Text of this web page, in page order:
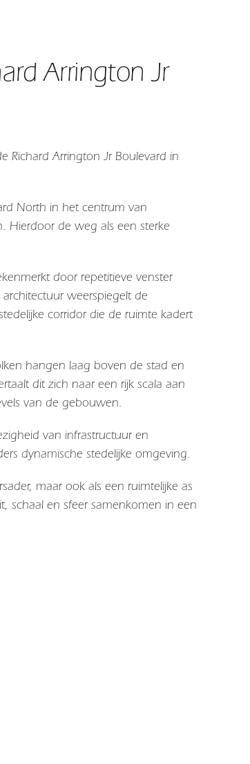
Arrington Jr
Richard Arrington Jr Boulevard in
North in het centrum van
Hierdoor de weg als een sterke
door repetitieve venster
weerspiegelt de
corridor die de ruimte kadert
hangen laag boven de stad en
dit zich naar een rijk scala aan
van de gebouwen.
van infrastructuur en
dynamische stedelijke omgeving.
maar ook als een ruimtelijke as
schaal en sfeer samenkomen in een